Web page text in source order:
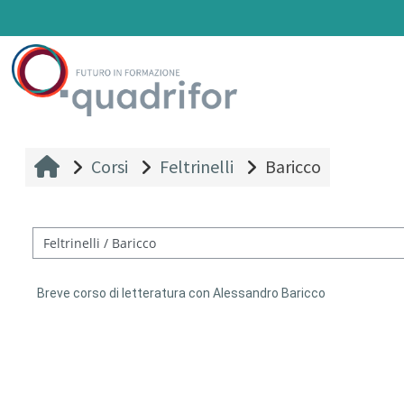
Corsi Feltrinelli Baricco
Categorie di corso
Breve corso di letteratura con Alessandro Baricco